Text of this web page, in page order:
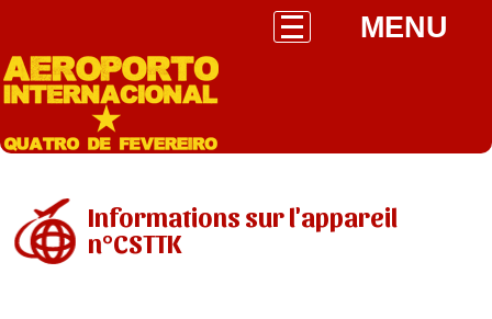
MENU
Informations sur l'appareil
n°CSTTK